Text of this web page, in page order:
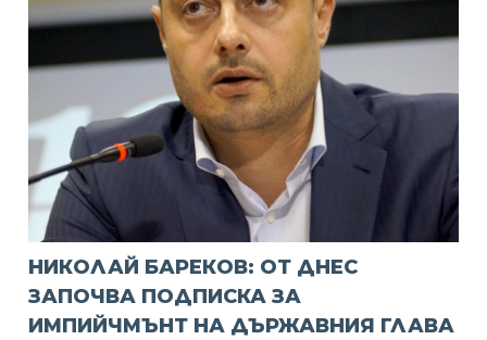
НИКОЛАЙ БАРЕКОВ: ОТ ДНЕС
ЗАПОЧВА ПОДПИСКА ЗА
ИМПИЙЧМЪНТ НА ДЪРЖАВНИЯ ГЛАВА